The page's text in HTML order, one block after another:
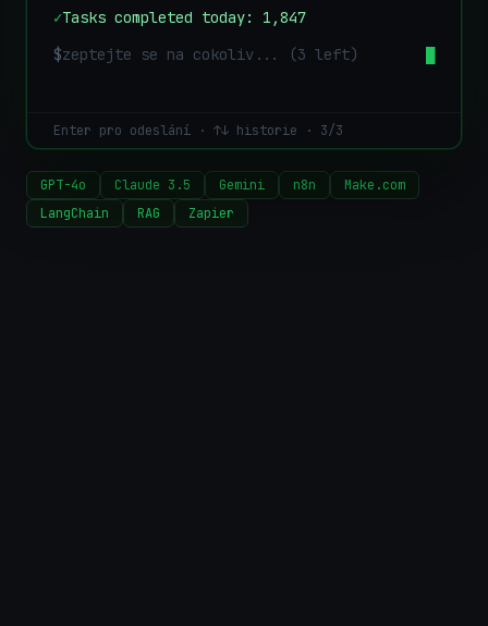
✓Tasks completed today: 1,847
$
Enter pro odeslání · ↑↓ historie · 3/3
GPT-4o Claude 3.5 Gemini n8n
Make.com
LangChain
RAG Zapier